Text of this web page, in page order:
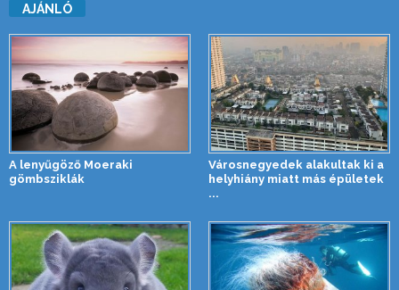
AJÁNLÓ
A lenyűgöző Moeraki
gömbsziklák
Városnegyedek alakultak ki a
helyhiány miatt más épületek
...